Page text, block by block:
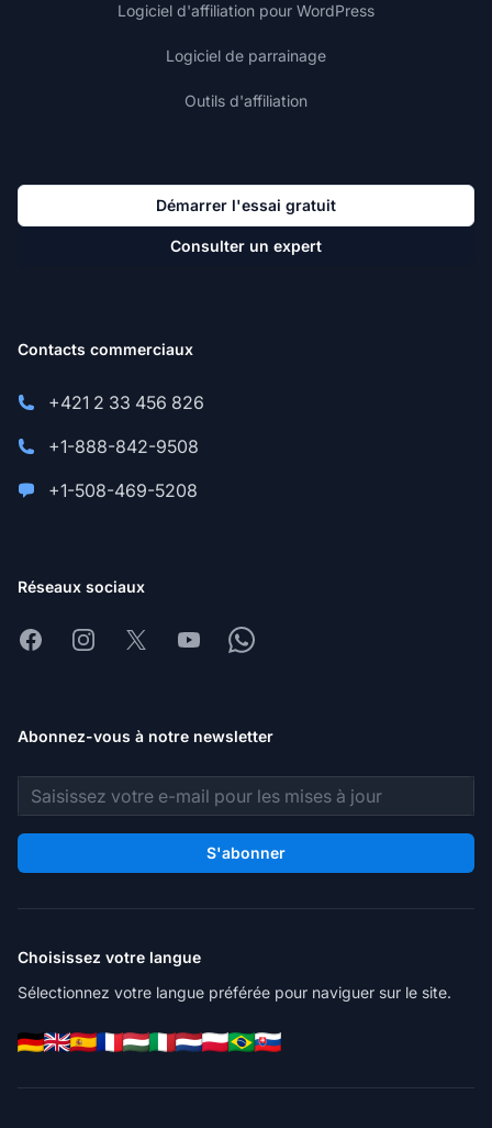
Logiciel d'affiliation pour WordPress
Logiciel de parrainage
Outils d'affiliation
Démarrer l'essai gratuit
Consulter un expert
Contacts commerciaux
+421 2 33 456 826
+1-888-842-9508
+1-508-469-5208
Réseaux sociaux
FacebookInstagram
X YoutubeWhatsapp
Abonnez-vous à notre newsletter
Adresse e-mail
S'abonner
Choisissez votre langue
Sélectionnez votre langue préférée pour naviguer sur le site.